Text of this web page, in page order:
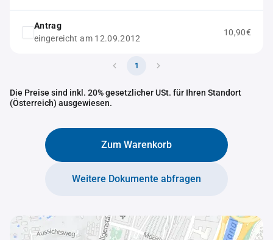
Antrag
eingereicht am 12.09.2012
10,90€
1
Die Preise sind inkl. 20% gesetzlicher USt. für Ihren Standort
(Österreich) ausgewiesen.
Zum Warenkorb
Weitere Dokumente abfragen